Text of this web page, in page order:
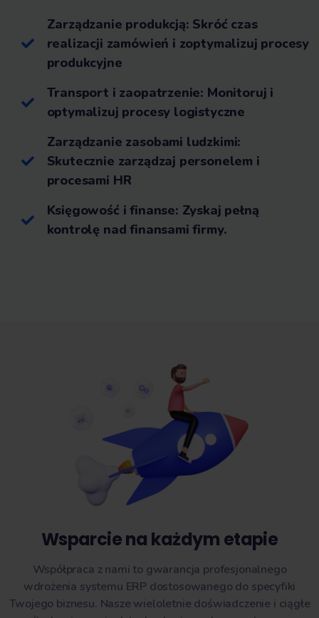
Zarządzanie produkcją: Skróć czas
realizacji zamówień i zoptymalizuj procesy
produkcyjne
Transport i zaopatrzenie: Monitoruj i
optymalizuj procesy logistyczne
Zarządzanie zasobami ludzkimi:
Skutecznie zarządzaj personelem i
procesami HR
Księgowość i finanse: Zyskaj pełną
kontrolę nad finansami firmy.
Wsparcie na każdym etapie
Współpraca z nami to gwarancja profesjonalnego
wdrożenia systemu ERP dostosowanego do specyfiki
Twojego biznesu. Nasze wieloletnie doświadczenie i ciągłe